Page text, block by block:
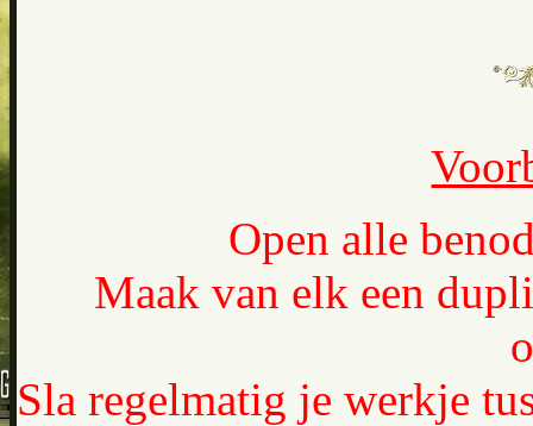
Open alle
Maak van elk een
Sla regelmatig je werkje